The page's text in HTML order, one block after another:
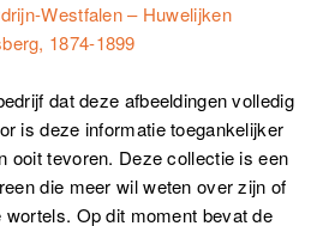
Westfalen – Huwelijken
1874-1899
dat deze afbeeldingen volledig
is deze informatie toegankelijker
ooit tevoren. Deze collectie is een
die meer wil weten over zijn of
Op dit moment bevat de